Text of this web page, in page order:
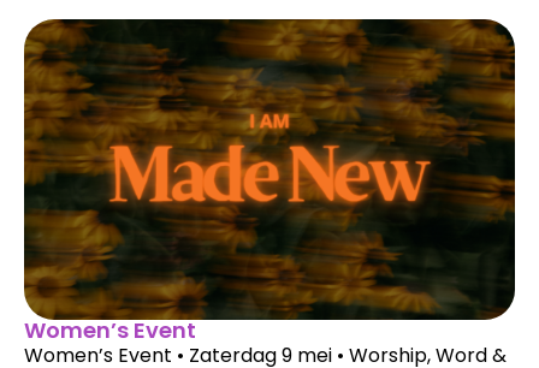
Women’s Event
Women’s Event • Zaterdag 9 mei • Worship, Word &